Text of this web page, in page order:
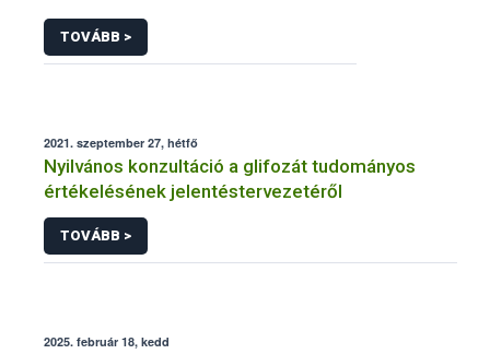
TOVÁBB >
2021. szeptember 27, hétfő
Nyilvános konzultáció a glifozát tudományos
értékelésének jelentéstervezetéről
TOVÁBB >
2025. február 18, kedd